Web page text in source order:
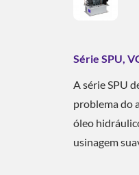
Série SPU,
A série SPU
problema do
óleo
usinagem